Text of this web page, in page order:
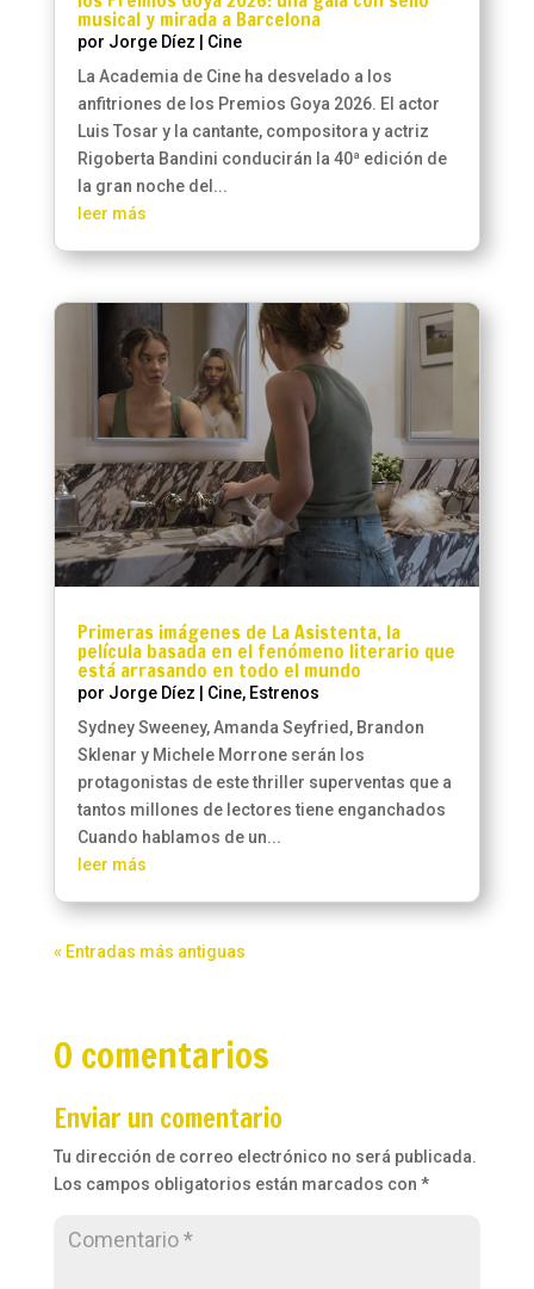
musical y mirada a Barcelona
por Jorge Díez
Cine
La Academia de Cine ha desvelado a los
anfitriones de los Premios Goya 2026. El actor
Luis Tosar y la cantante, compositora y actriz
Rigoberta Bandini conducirán la 40ª edición de
la gran noche del...
leer más
Primeras imágenes de La Asistenta, la
película basada en el fenómeno literario que
está arrasando en todo el mundo
por Jorge Díez Cine, Estrenos
Sydney Sweeney, Amanda Seyfried, Brandon
Sklenar y Michele Morrone serán los
protagonistas de este thriller superventas que a
tantos millones de lectores tiene enganchados
Cuando hablamos de un...
leer más
« Entradas más antiguas
0 comentarios
Enviar un comentario
Tu dirección de correo electrónico no será publicada.
Los campos obligatorios están marcados con *